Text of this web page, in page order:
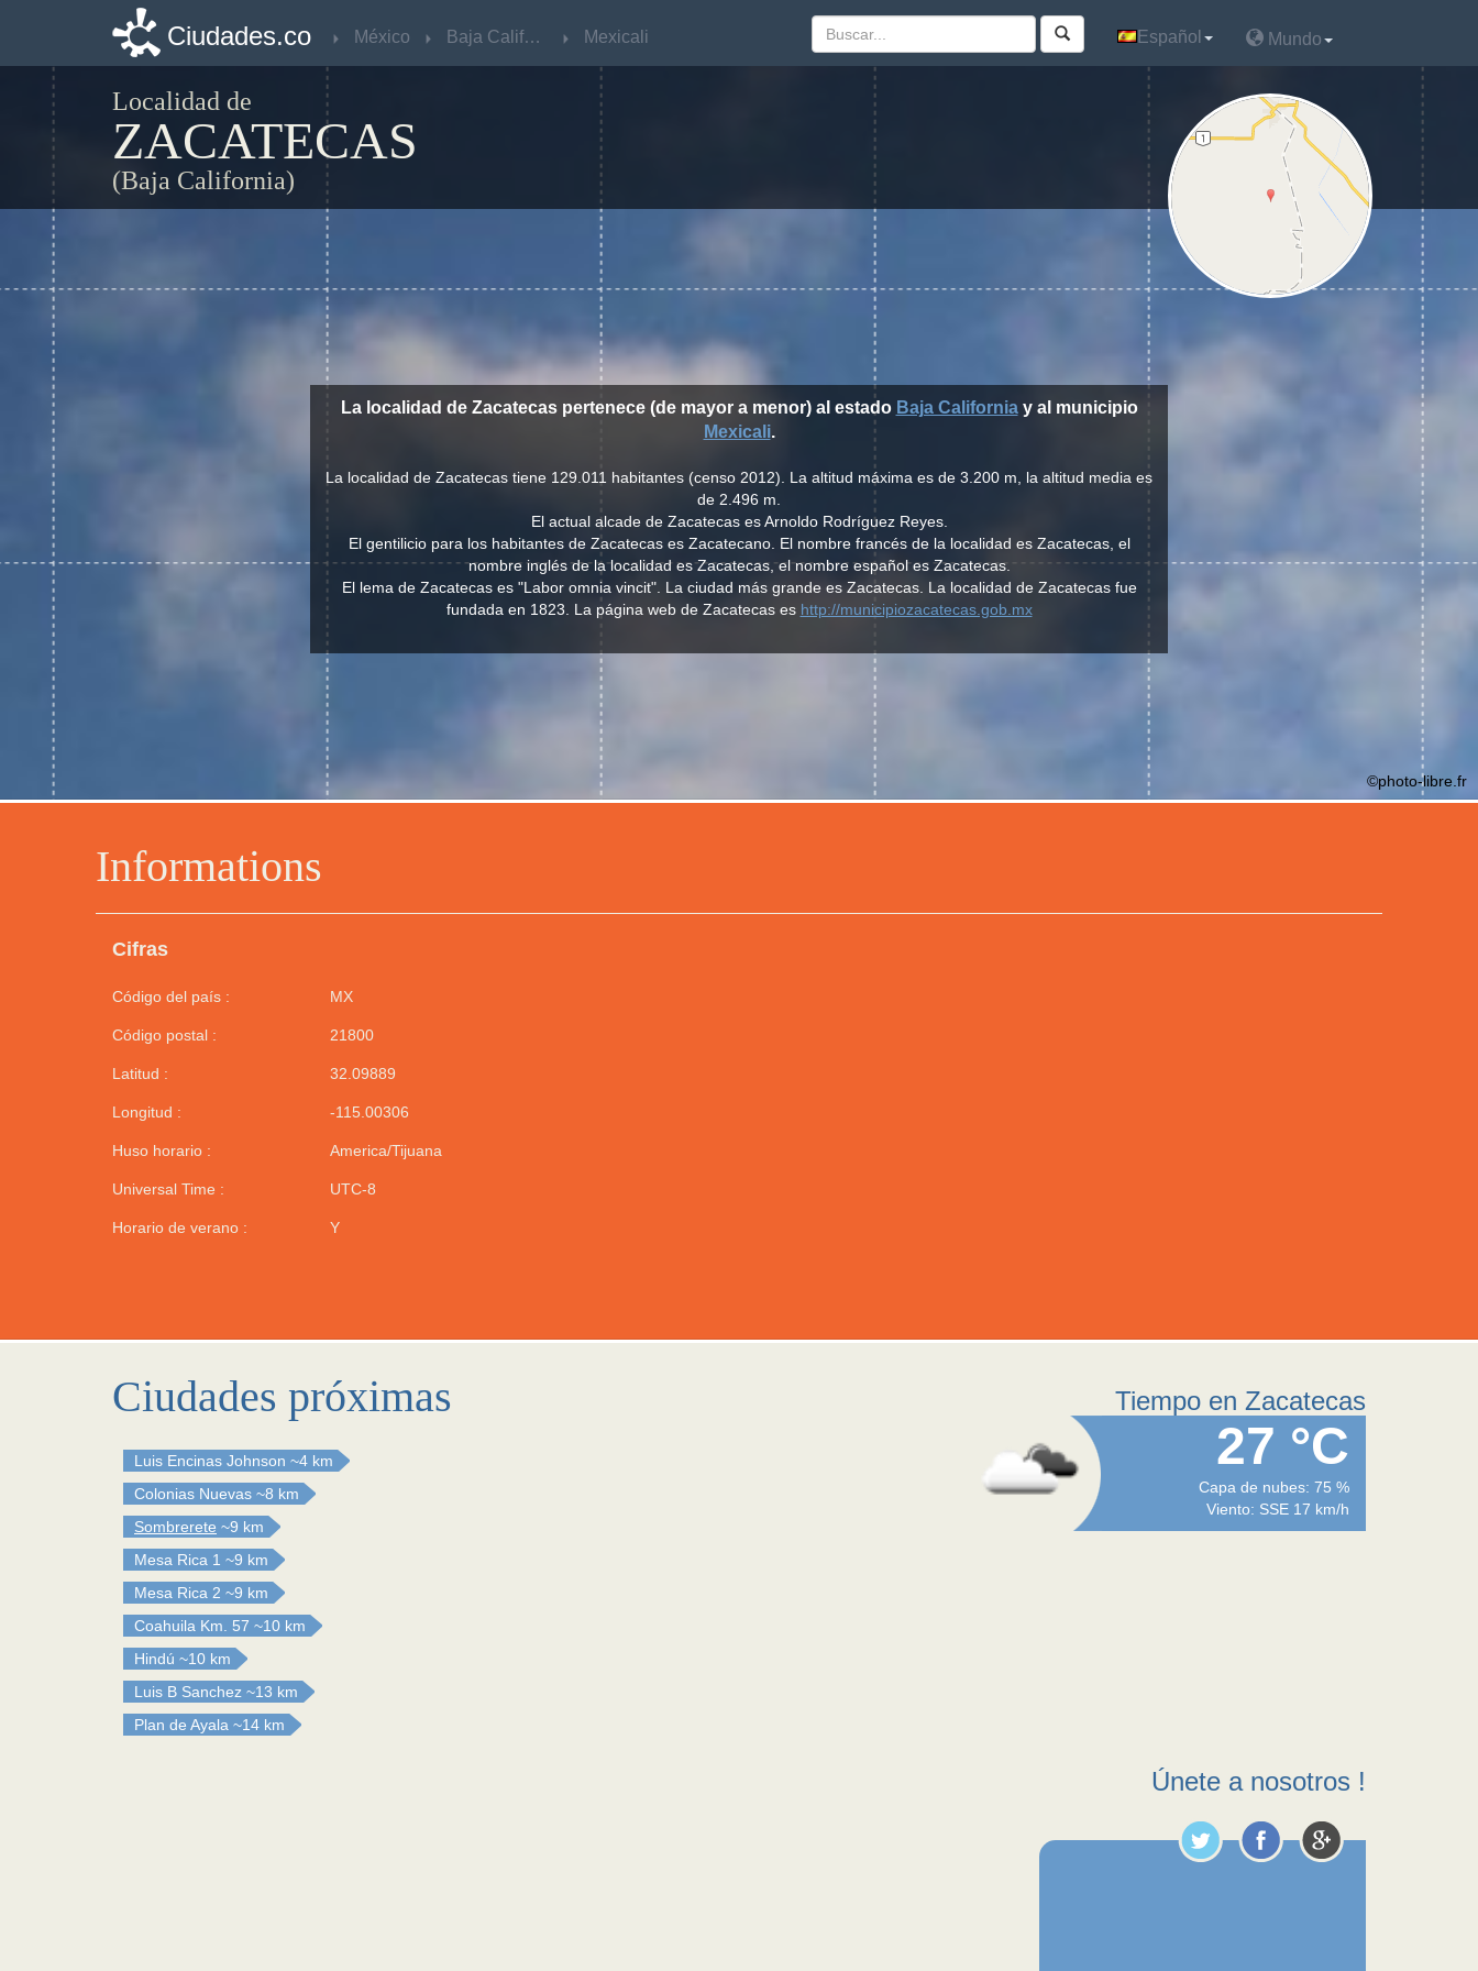
Ciudades.co México Baja California Mexicali Español Mundo
Localidad de
ZACATECAS
(Baja California)
Informations
Cifras
Código del país : MX
Código postal : 21800
Latitud : 32.09889
Longitud : -115.00306
Huso horario : America/Tijuana
Universal Time : UTC-8
Horario de verano : Y
La localidad de Zacatecas pertenece (de mayor a menor) al estado Baja Californiay al municipio
Mexicali.
La localidad de Zacatecas tiene 129.011 habitantes (censo 2012). La altitud máxima es de 3.200 m, la altitud media es
de 2.496 m.
El actual alcade de Zacatecas es Arnoldo Rodríguez Reyes.
El gentilicio para los habitantes de Zacatecas es Zacatecano. El nombre francés de la localidad es Zacatecas, el
nombre inglés de la localidad es Zacatecas, el nombre español es Zacatecas.
El lema de Zacatecas es "Labor omnia vincit". La ciudad más grande es Zacatecas. La localidad de Zacatecas fue
fundada en 1823. La página web de Zacatecas es http://municipiozacatecas.gob.mx
©photo-libre.fr
Ciudades próximas
Luis Encinas Johnson ~4 km
Colonias Nuevas ~8 km
Sombrerete ~9 km
Mesa Rica 1 ~9 km
Mesa Rica 2 ~9 km
Coahuila Km. 57 ~10 km
Hindú ~10 km
Luis B Sanchez ~13 km
Plan de Ayala ~14 km
Tiempo en Zacatecas
27 °C
Capa de nubes: 75 %
Viento: SSE 17 km/h
Únete a nosotros !
Ciudades.co México Baja California Mexicali Español Mundo